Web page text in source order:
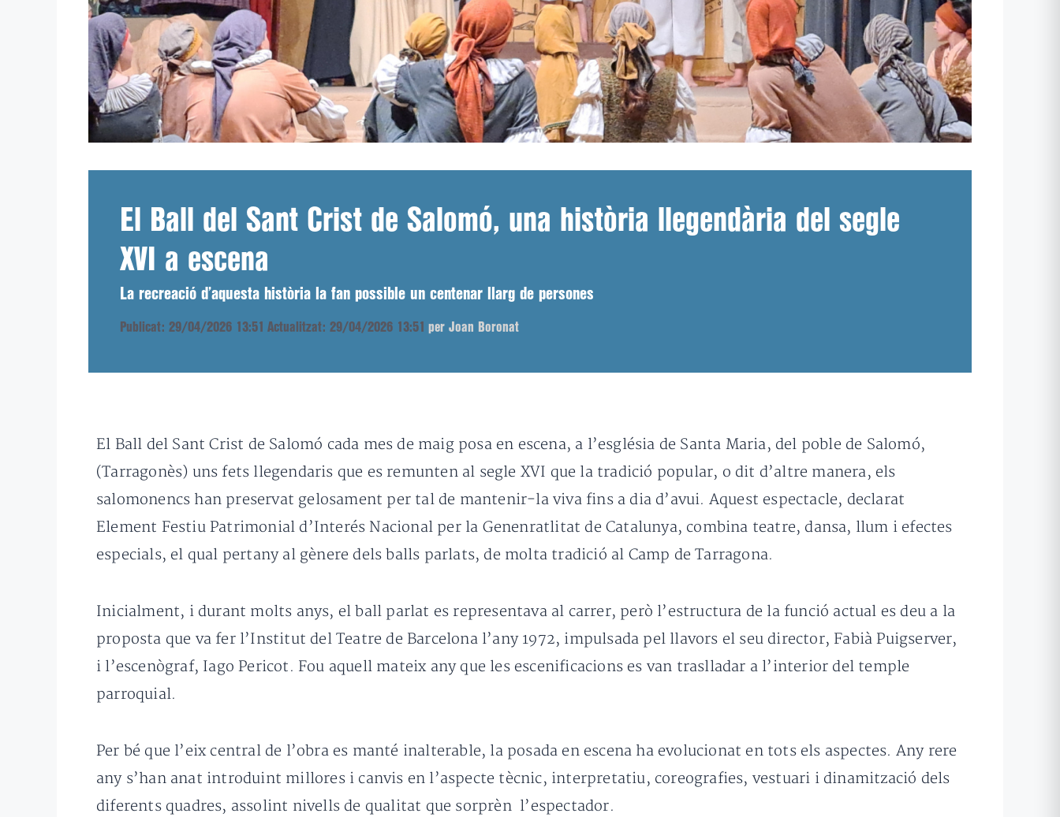
El Ball del Sant Crist de Salomó, una història llegendària del segle
XVI a escena
La recreació d’aquesta història la fan possible un centenar llarg de persones
Publicat: 29/04/2026 13:51 Actualitzat: 29/04/2026 13:51 per Joan Boronat
El Ball del Sant Crist de Salomó cada mes de maig posa en escena, a l’església de Santa Maria, del poble de Salomó,
(Tarragonès) uns fets llegendaris que es remunten al segle XVI que la tradició popular, o dit d’altre manera, els
salomonencs han preservat gelosament per tal de mantenir-la viva fins a dia d’avui. Aquest espectacle, declarat
Element Festiu Patrimonial d’Interés Nacional per la Genenratlitat de Catalunya, combina teatre, dansa, llum i efectes
especials, el qual pertany al gènere dels balls parlats, de molta tradició al Camp de Tarragona.
Inicialment, i durant molts anys, el ball parlat es representava al carrer, però l’estructura de la funció actual es deu a la
proposta que va fer l’Institut del Teatre de Barcelona l’any 1972, impulsada pel llavors el seu director, Fabià Puigserver,
i l’escenògraf, Iago Pericot. Fou aquell mateix any que les escenificacions es van traslladar a l’interior del temple
parroquial.
Per bé que l’eix central de l’obra es manté inalterable, la posada en escena ha evolucionat en tots els aspectes. Any rere
any s’han anat introduint millores i canvis en l’aspecte tècnic, interpretatiu, coreografies, vestuari i dinamització dels
diferents quadres, assolint nivells de qualitat que sorprèn l’espectador.